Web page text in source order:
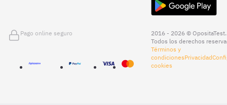
Pago online seguro
2016 - 2026 © OpositaTest.
Todos los derechos
Términos y
condicionesPrivacidad
cookies